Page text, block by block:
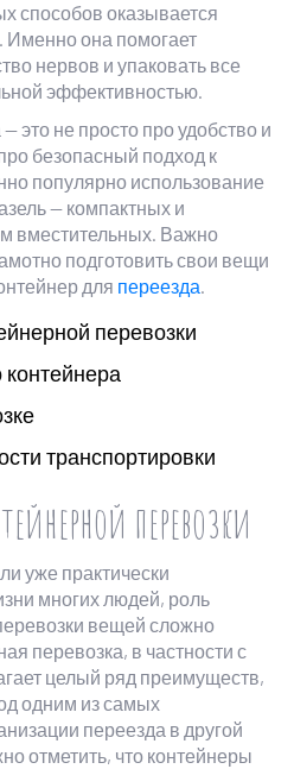
способов оказывается
Именно она помогает
нервов и упаковать все
эффективностью.
это не просто про удобство и
безопасный подход к
популярно использование
— компактных и
вместительных. Важно
подготовить свои вещи
для переезда.
перевозки
транспортировки
перевозки
уже практически
многих людей, роль
вещей сложно
перевозка, в частности с
целый ряд преимуществ,
одним из самых
переезда в другой
отметить, что контейнеры